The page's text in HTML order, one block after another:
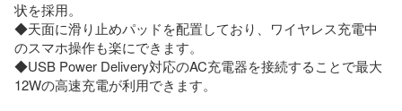
状を採用。
◆天面に滑り止めパッドを配置しており、ワイヤレス充電中
のスマホ操作も楽にできます。
◆USB Power Delivery対応のAC充電器を接続することで最大
12Wの高速充電が利用できます。